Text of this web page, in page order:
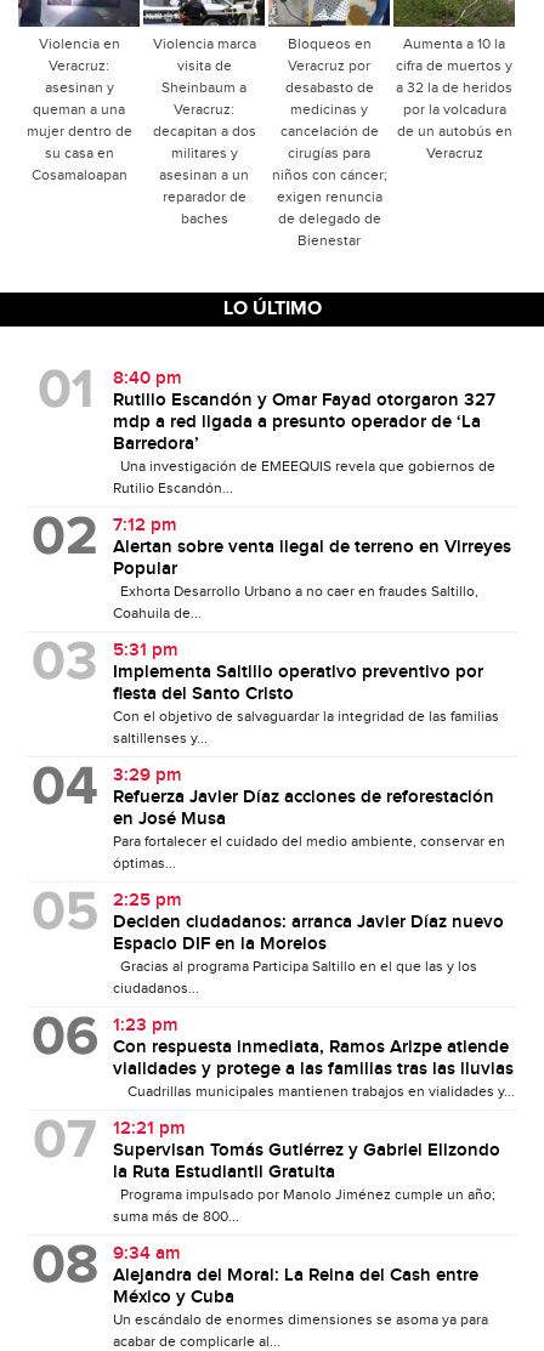
Violencia en
Veracruz:
asesinan y
queman a una
mujer dentro de
su casa en
Cosamaloapan
Violencia marca
visita de
Sheinbaum a
Veracruz:
decapitan a dos
militares y
asesinan a un
reparador de
baches
Bloqueos en
Veracruz por
desabasto de
medicinas y
cancelación de
cirugías para
niños con cáncer;
exigen renuncia
de delegado de
Bienestar
Aumenta a 10 la
cifra de muertos y
a 32 la de heridos
por la volcadura
de un autobús en
Veracruz
LO ÚLTIMO
8:40 pm
Rutilio Escandón y Omar Fayad otorgaron 327
mdp a red ligada a presunto operador de ‘La
Barredora’
Una investigación de EMEEQUIS revela que gobiernos de
Rutilio Escandón...
7:12 pm
Alertan sobre venta ilegal de terreno en Virreyes
Popular
Exhorta Desarrollo Urbano a no caer en fraudes Saltillo,
Coahuila de...
5:31 pm
Implementa Saltillo operativo preventivo por
fiesta del Santo Cristo
Con el objetivo de salvaguardar la integridad de las familias
saltillenses y...
3:29 pm
Refuerza Javier Díaz acciones de reforestación
en José Musa
Para fortalecer el cuidado del medio ambiente, conservar en
óptimas...
2:25 pm
Deciden ciudadanos: arranca Javier Díaz nuevo
Espacio DIF en la Morelos
Gracias al programa Participa Saltillo en el que las y los
ciudadanos...
1:23 pm
Con respuesta inmediata, Ramos Arizpe atiende
vialidades y protege a las familias tras las lluvias
Cuadrillas municipales mantienen trabajos en vialidades y...
12:21 pm
Supervisan Tomás Gutiérrez y Gabriel Elizondo
la Ruta Estudiantil Gratuita
Programa impulsado por Manolo Jiménez cumple un año;
suma más de 800...
9:34 am
Alejandra del Moral: La Reina del Cash entre
México y Cuba
Un escándalo de enormes dimensiones se asoma ya para
acabar de complicarle al...